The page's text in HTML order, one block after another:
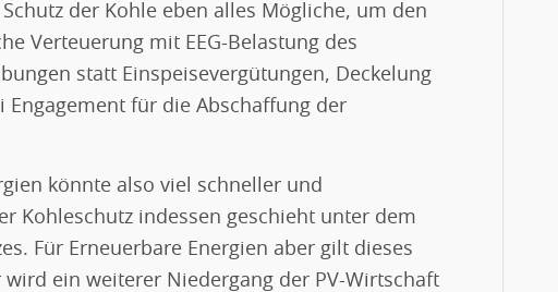
der Kohle eben alles Mögliche, um den
Verteuerung mit EEG-Belastung des
statt Einspeisevergütungen, Deckelung
für die Abschaffung der
könnte also viel schneller und
Kohleschutz indessen geschieht unter dem
Für Erneuerbare Energien aber gilt dieses
ein weiterer Niedergang der PV-Wirtschaft